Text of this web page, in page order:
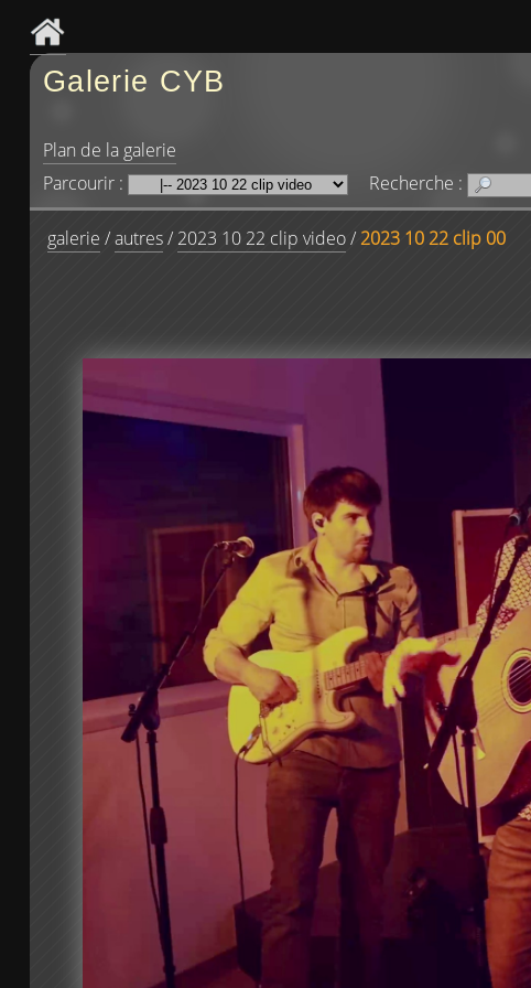
Galerie CYB
Plan de la galerie
Parcourir :
Recherche :
galerie /autres/ 2023 10 22 clip video/ 2023 10 22 clip 00